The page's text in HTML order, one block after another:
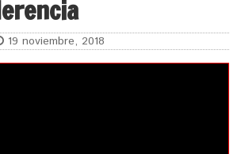
19 noviembre, 2018